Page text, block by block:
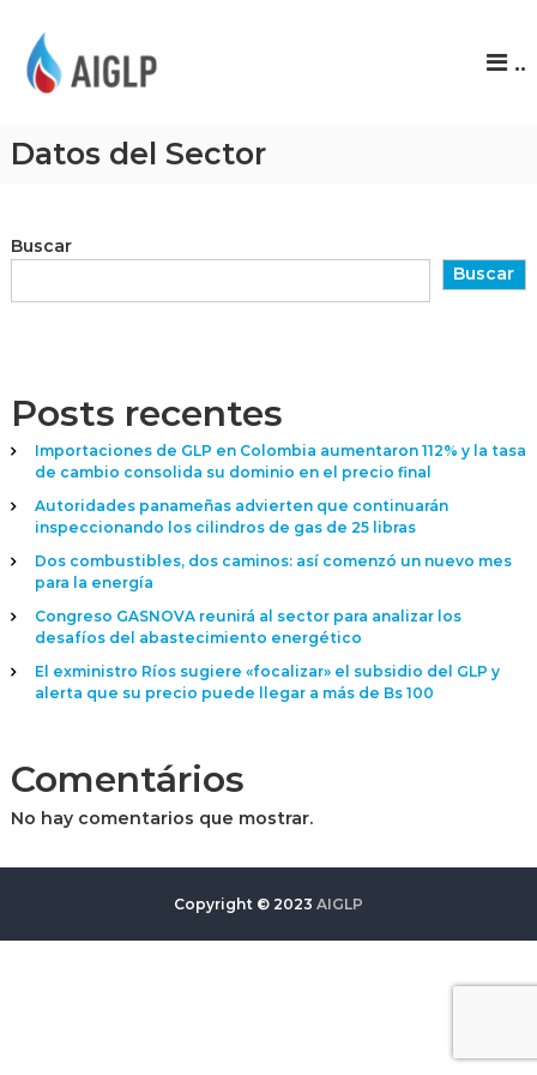
P
..
Datos del Sector
Buscar
Buscar
Posts recentes
Importaciones de GLP en Colombia aumentaron 112% y la tasa
de cambio consolida su dominio en el precio final
Autoridades panameñas advierten que continuarán
inspeccionando los cilindros de gas de 25 libras
Dos combustibles, dos caminos: así comenzó un nuevo mes
para la energía
Congreso GASNOVA reunirá al sector para analizar los
desafíos del abastecimiento energético
El exministro Ríos sugiere «focalizar» el subsidio del GLP y
alerta que su precio puede llegar a más de Bs 100
Comentários
No hay comentarios que mostrar.
Copyright © 2023 AIGLP